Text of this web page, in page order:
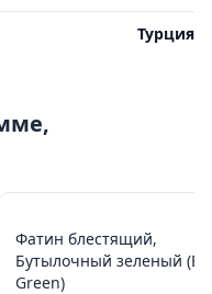
Турция
Фатин блестящий,
Бутылочный зеленый
Green)